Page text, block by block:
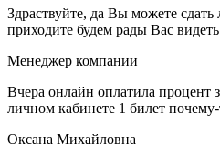
Здраствуйте, да Вы можете
приходите будем рады Вас
Менеджер компании
Вчера онлайн оплатила процент
личном кабинете 1 билет
Оксана Михайловна